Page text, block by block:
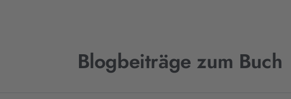
Blogbeiträge zum Buch